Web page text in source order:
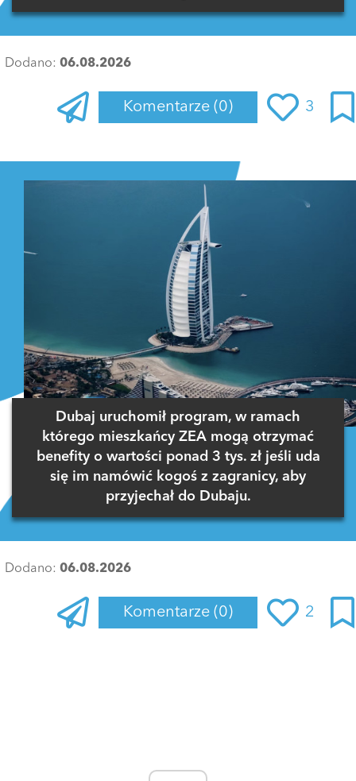
Dodano: 06.08.2026
Komentarze (0) 3
Dubaj uruchomił program, w ramach
którego mieszkańcy ZEA mogą otrzymać
benefity o wartości ponad 3 tys. zł jeśli uda
się im namówić kogoś z zagranicy, aby
przyjechał do Dubaju.
Dodano: 06.08.2026
Komentarze (0) 2